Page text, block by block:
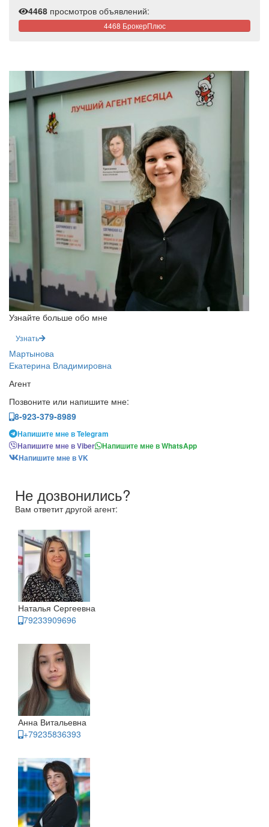
4468 просмотров объявлений:
4468 БрокерПлюс
Узнайте больше обо мне
Узнать
Мартынова
Екатерина Владимировна
Агент
Позвоните или напишите мне:
8-923-379-8989
Напишите мне в Telegram
Напишите мне в Viber
Напишите мне в WhatsApp
Напишите мне в VK
Не дозвонились?
Вам ответит другой агент:
Наталья Сергеевна
79233909696
Анна Витальевна
+79235836393